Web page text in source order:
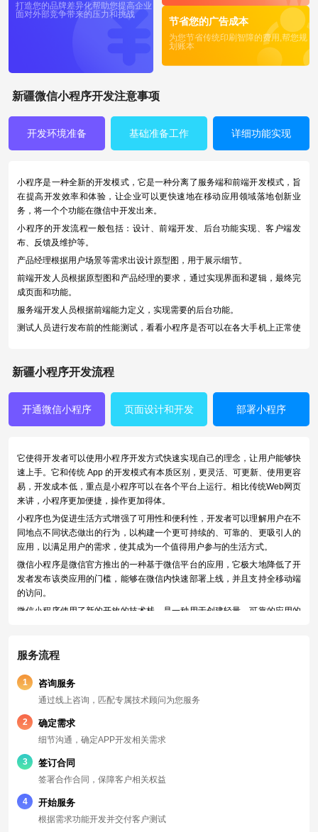
打造您的品牌差异化帮助您提高企业
面对外部竞争带来的压力和挑战
节省您的广告成本
为您节省传统印刷智障的费用,帮您规
划账本
新疆微信小程序开发注意事项
开发环境准备 基础准备工作 详细功能实现
小程序是一种全新的开发模式，它是一种分离了服务端和前端开发模式，旨
在提高开发效率和体验，让企业可以更快速地在移动应用领域落地创新业
务，将一个个功能在微信中开发出来。
小程序的开发流程一般包括：设计、前端开发、后台功能实现、客户端发
布、反馈及维护等。
产品经理根据用户场景等需求出设计原型图，用于展示细节。
前端开发人员根据原型图和产品经理的要求，通过实现界面和逻辑，最终完
成页面和功能。
服务端开发人员根据前端能力定义，实现需要的后台功能。
测试人员进行发布前的性能测试，看看小程序是否可以在各大手机上正常使
新疆小程序开发流程
开通微信小程序 页面设计和开发 部署小程序
它使得开发者可以使用小程序开发方式快速实现自己的理念，让用户能够快
速上手。它和传统 App 的开发模式有本质区别，更灵活、可更新、使用更容
易，开发成本低，重点是小程序可以在各个平台上运行。相比传统Web网页
来讲，小程序更加便捷，操作更加得体。
小程序也为促进生活方式增强了可用性和便利性，开发者可以理解用户在不
同地点不同状态做出的行为，以构建一个更可持续的、可靠的、更吸引人的
应用，以满足用户的需求，使其成为一个值得用户参与的生活方式。
微信小程序是微信官方推出的一种基于微信平台的应用，它极大地降低了开
发者发布该类应用的门槛，能够在微信内快速部署上线，并且支持全移动端
的访问。
微信小程序使用了新的开放的技术栈，是一种用于创建轻量、可靠的应用的
具备微信账号体系验证的应用。此外，微信小程序不但支持微信用户快速打
何一个熟悉微信的用户快速上手，轻松应用。
服务流程
咨询服务
1
通过线上咨询，匹配专属技术顾问为您服务
确定需求
2
细节沟通，确定APP开发相关需求
签订合同
3
签署合作合同，保障客户相关权益
开始服务
4
根据需求功能开发并交付客户测试